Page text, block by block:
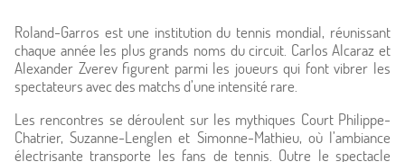
Photos
Situation
À proximité
Roland-Garros est une institution du tennis mondial, réunissant
chaque année les plus grands noms du circuit. Carlos Alcaraz et
Alexander Zverev figurent parmi les joueurs qui font vibrer les
spectateurs avec des matchs d’une intensité rare.
Les rencontres se déroulent sur les mythiques Court Philippe-
Chatrier, Suzanne-Lenglen et Simonne-Mathieu, où l’ambiance
électrisante transporte les fans de tennis. Outre le spectacle